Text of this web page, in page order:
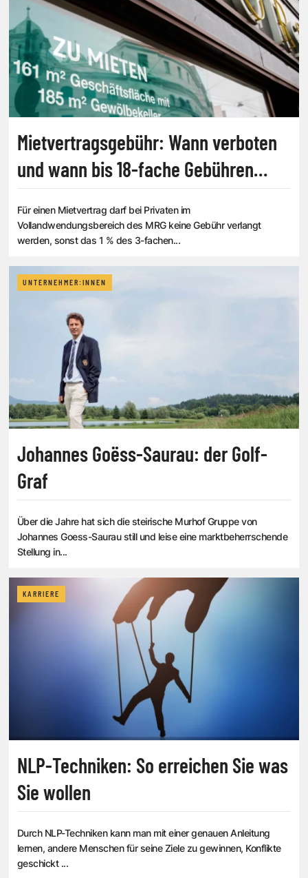
Mietvertragsgebühr: Wann verboten
und wann bis 18-fache Gebühren
Für einen Mietvertrag darf bei Privaten im
Vollandwendungsbereich des MRG keine Gebühr verlangt
werden, sonst das 1 % des 3-fachen...
UNTERNEHMER:INNEN
Johannes Goëss-Saurau: der Golf-
Graf
Über die Jahre hat sich die steirische Murhof Gruppe von
Johannes Goess-Saurau still und leise eine marktbeherrschende
Stellung in...
KARRIERE
NLP-Techniken: So erreichen Sie was
Sie wollen
Durch NLP-Techniken kann man mit einer genauen Anleitung
lernen, andere Menschen für seine Ziele zu gewinnen, Konflikte
geschickt ...